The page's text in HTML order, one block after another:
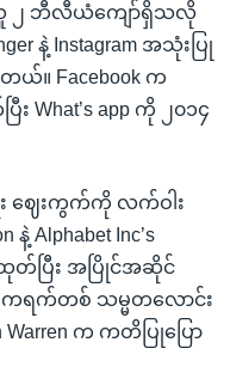
၂ ဘီလီယံကျော်ရှိသလို
နဲ့ Instagram အသုံးပြု
။ Facebook က
What’s app ကို ၂၀၁၄
း ဈေးကွက်ကို လက်ဝါး
နဲ့ Alphabet Inc’s
တ်ပြီး အပြိုင်အဆိုင်
ရက်တစ် သမ္မတလောင်း
က ကတိပြုပြော